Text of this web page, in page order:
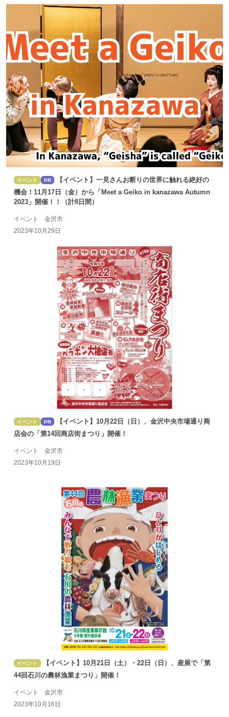
イベント PR
【イベント】一見さんお断りの世界に触れる絶好の
機会！11月17日（金）から「Meet a Geiko in kanazawa Autumn
2023」開催！！（計8日間）
イベント 金沢市
2023年10月29日
イベント PR
【イベント】10月22日（日）、金沢中央市場通り商
店会の「第14回商店街まつり」開催！
イベント 金沢市
2023年10月19日
イベント
【イベント】10月21日（土）・22日（日）、産展で「第
44回石川の農林漁業まつり」開催！
イベント 金沢市
2023年10月16日